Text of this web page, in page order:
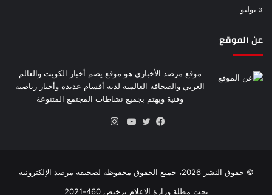
« يوليو
عن الموقع
موقع مرصد الأخباري هو موقع يضم أخبار الكويت والعالم
العربي والصحافة العالمية لديه أقسام عديدة وأخبار رياضية
وفنية ويهتم بجميع نشاطات المجتمع المتنوعة
© حقوق النشر 2026، جميع الحقوق محفوظة لصحيفة مرصد الإلكترونية
تحت مظلة وزارة الاعلام ترخيص 460-2021